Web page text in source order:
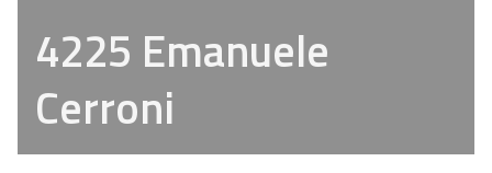
4225 Emanuele
Cerroni